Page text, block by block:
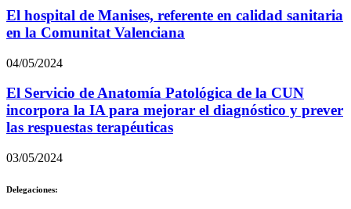
El hospital de Manises, referente en calidad sanitaria
en la Comunitat Valenciana
04/05/2024
El Servicio de Anatomía Patológica de la CUN
incorpora la IA para mejorar el diagnóstico y prever
las respuestas terapéuticas
03/05/2024
Delegaciones: